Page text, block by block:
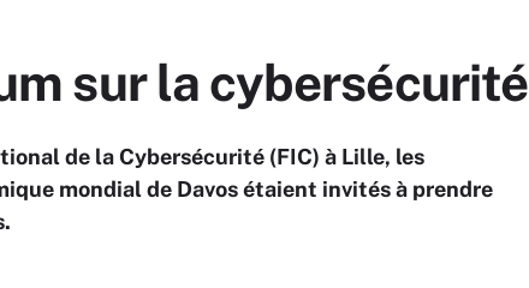
sur la cybersécurité
de la Cybersécurité (FIC) à Lille, les
mondial de Davos étaient invités à prendre